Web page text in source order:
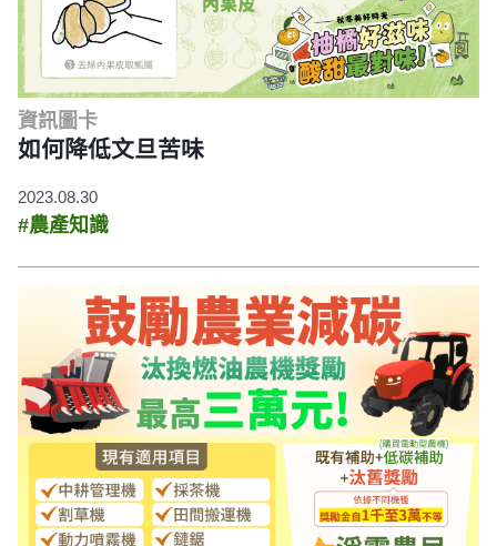
資訊圖卡
如何降低文旦苦味
2023.08.30
#農產知識